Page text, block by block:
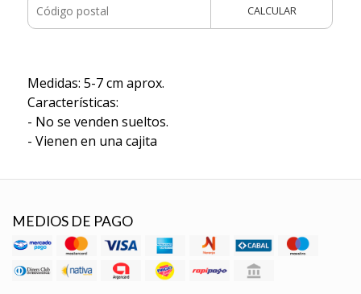
CALCULAR
Medidas: 5-7 cm aprox.
Características:
- No se venden sueltos.
- Vienen en una cajita
MEDIOS DE PAGO